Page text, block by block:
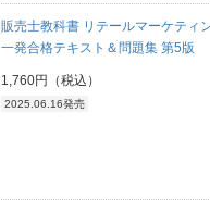
販売士教科書 リテールマーケティ
一発合格テキスト＆問題集 第5版
1,760円（税込）
2025.06.16発売